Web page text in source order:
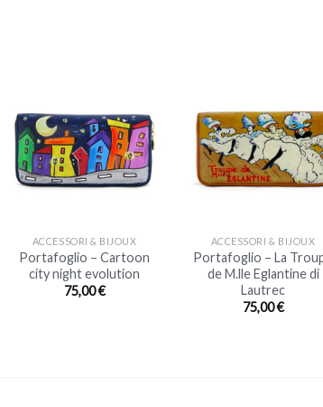
ACCESSORI & BIJOUX
Portafoglio – Cartoon
city night evolution
75,00€
ACCESSORI & BIJOUX
Portafoglio – La
de M.lle Eglantine di
Lautrec
75,00€